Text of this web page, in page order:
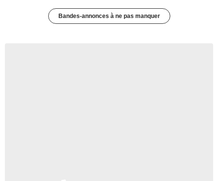
Bandes-annonces à ne pas manquer